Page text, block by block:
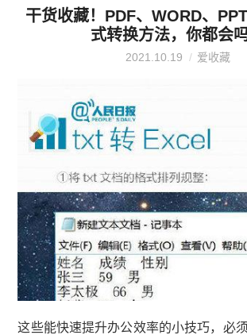
干货收藏！PDF、WORD、
式转换方法，你都会吗
2021.10.19 爱收藏
这些能快速提升办公效率的小技巧，必